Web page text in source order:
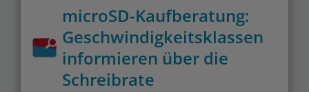
microSD-Kaufberatung:
Geschwindigkeitsklassen
informieren über die
Schreibrate